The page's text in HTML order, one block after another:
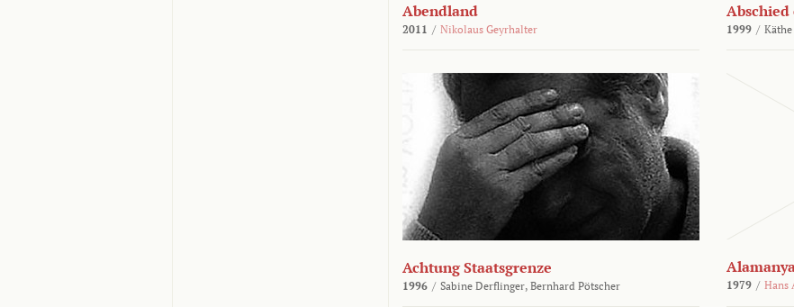
Abendland
2011 / Nikolaus Geyrhalter
Abschied
1999 /
Achtung Staatsgrenze
1996 / Sabine Derflinger, Bernhard Pötscher 1979 / Hans